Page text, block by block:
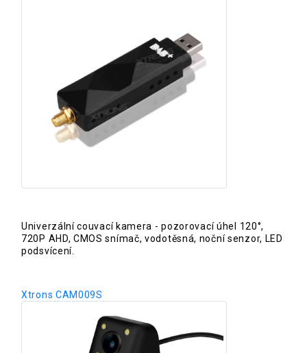
Univerzální couvací kamera - pozorovací úhel 120°,
720P AHD, CMOS snímač, vodotěsná, noční senzor, LED
podsvícení.
Xtrons CAM009S